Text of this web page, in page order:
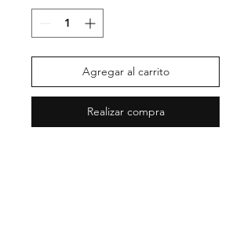
Agregar al carrito
Realizar compra